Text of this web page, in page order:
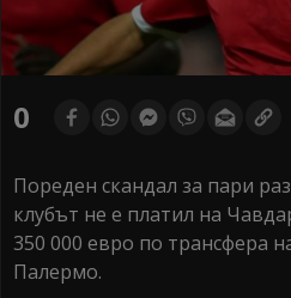
0
Пореден скандал за пари
клубът не е платил на
350 000 евро по трансфера
Палермо.